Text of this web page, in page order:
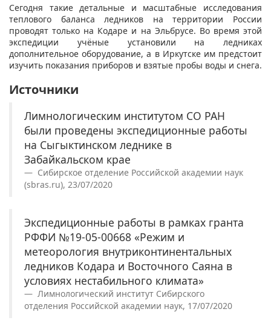
Сегодня такие детальные и масштабные исследования
теплового баланса ледников на территории России
проводят только на Кодаре и на Эльбрусе. Во время этой
экспедиции учёные установили на ледниках
дополнительное оборудование, а в Иркутске им предстоит
изучить показания приборов и взятые пробы воды и снега.
Источники
Лимнологическим институтом СО РАН
были проведены экспедиционные работы
на Сыгыктинском леднике в
Забайкальском крае
Сибирское отделение Российской академии наук
(sbras.ru), 23/07/2020
Экспедиционные работы в рамках гранта
РФФИ №19-05-00668 «Режим и
метеорология внутриконтинентальных
ледников Кодара и Восточного Саяна в
условиях нестабильного климата»
Лимнологический институт Сибирского
отделения Российской академии наук, 17/07/2020